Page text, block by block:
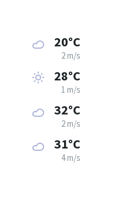
20°C
2 m/s
28°C
1 m/s
32°C
2 m/s
31°C
4 m/s